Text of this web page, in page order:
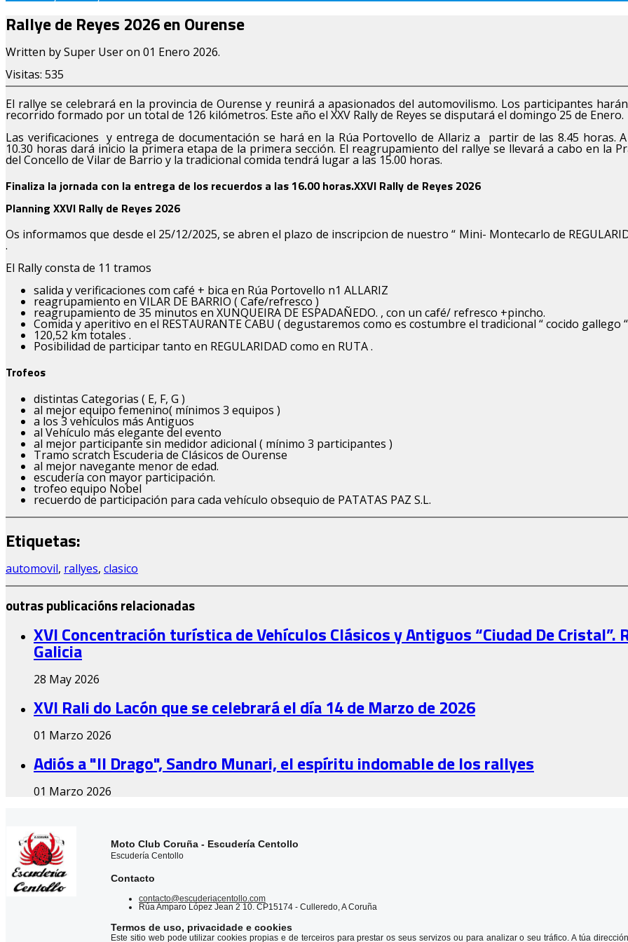
Rallye de Reyes 2026 en Ourense
Written by Super User on 01 Enero 2026.
Visitas: 535
El rallye se celebrará en la provincia de Ourense y reunirá a apasionados del automovilismo. Los participantes
recorrido formado por un total de 126 kilómetros. Este año el XXV Rally de Reyes se disputará el domingo 25 de Enero.
Las verificaciones y entrega de documentación se hará en la Rúa Portovello de Allariz a partir de las 8.45 horas.
10.30 horas dará inicio la primera etapa de la primera sección. El reagrupamiento del rallye se llevará a cabo en la
del Concello de Vilar de Barrio y la tradicional comida tendrá lugar a las 15.00 horas.
Finaliza la jornada con la entrega de los recuerdos a las 16.00 horas.XXVI Rally de Reyes 2026
Planning XXVI Rally de Reyes 2026
Os informamos que desde el 25/12/2025, se abren el plazo de inscripcion de nuestro “ Mini- Montecarlo de
.
El Rally consta de 11 tramos
salida y verificaciones com café + bica en Rúa Portovello n1 ALLARIZ
reagrupamiento en VILAR DE BARRIO ( Cafe/refresco )
reagrupamiento de 35 minutos en XUNQUEIRA DE ESPADAÑEDO. , con un café/ refresco +pincho.
Comida y aperitivo en el RESTAURANTE CABU ( degustaremos como es costumbre el tradicional “ cocido gallego
120,52 km totales .
Posibilidad de participar tanto en REGULARIDAD como en RUTA .
Trofeos
distintas Categorias ( E, F, G )
al mejor equipo femenino( mínimos 3 equipos )
a los 3 vehículos más Antiguos
al Vehículo más elegante del evento
al mejor participante sin medidor adicional ( mínimo 3 participantes )
Tramo scratch Escuderia de Clásicos de Ourense
al mejor navegante menor de edad.
escudería con mayor participación.
trofeo equipo Nobel
recuerdo de participación para cada vehículo obsequio de PATATAS PAZ S.L.
Etiquetas:
automovil, rallyes, clasico
outras publicacións relacionadas
XVI Concentración turística de Vehículos Clásicos y Antiguos “Ciudad De
Galicia
28 May 2026
XVI Rali do Lacón que se celebrará el día 14 de Marzo de 2026
01 Marzo 2026
Adiós a "Il Drago", Sandro Munari, el espíritu indomable de los rallyes
01 Marzo 2026
Moto Club Coruña - Escudería Centollo
Escudería Centollo
Contacto
contacto@escuderiacentollo.com
Rúa Amparo López Jean 2 10. CP15174 - Culleredo, A Coruña
Termos de uso, privacidade e cookies
Este sitio web pode utilizar cookies propias e de terceiros para prestar os seus servizos ou para analizar o seu tráfico. A túa